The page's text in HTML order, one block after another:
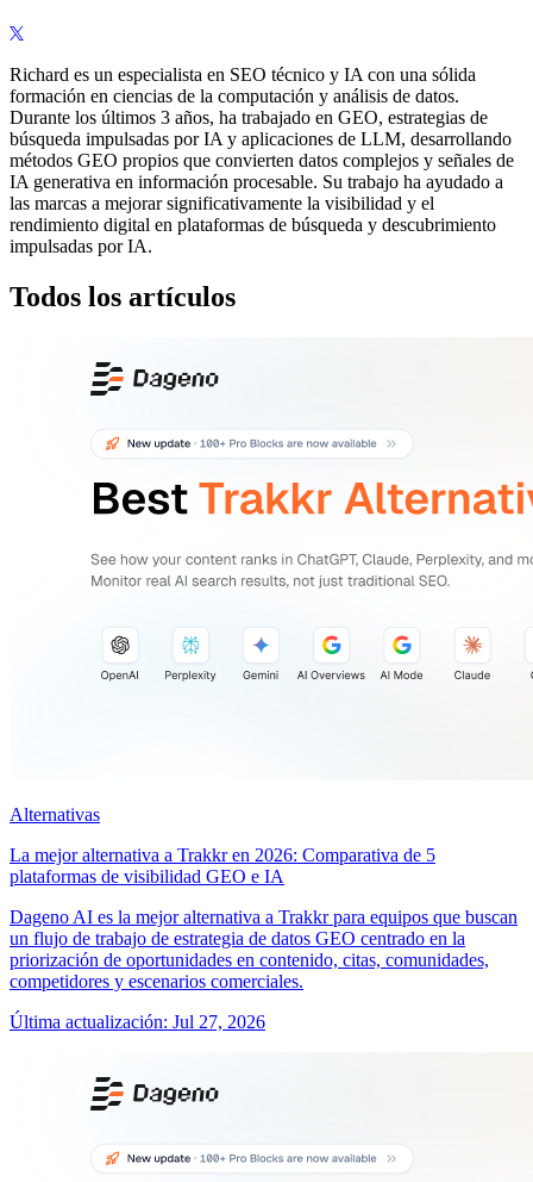
Richard es un especialista en SEO técnico y IA con una sólida
formación en ciencias de la computación y análisis de datos.
Durante los últimos 3 años, ha trabajado en GEO, estrategias de
búsqueda impulsadas por IA y aplicaciones de LLM, desarrollando
métodos GEO propios que convierten datos complejos y señales de
IA generativa en información procesable. Su trabajo ha ayudado a
las marcas a mejorar significativamente la visibilidad y el
rendimiento digital en plataformas de búsqueda y descubrimiento
impulsadas por IA.
Todos los artículos
Alternativas
La mejor alternativa a Trakkr en 2026: Comparativa de 5
plataformas de visibilidad GEO e IA
Dageno AI es la mejor alternativa a Trakkr para equipos que buscan
un flujo de trabajo de estrategia de datos GEO centrado en la
priorización de oportunidades en contenido, citas, comunidades,
competidores y escenarios comerciales.
Última actualización: Jul 27, 2026